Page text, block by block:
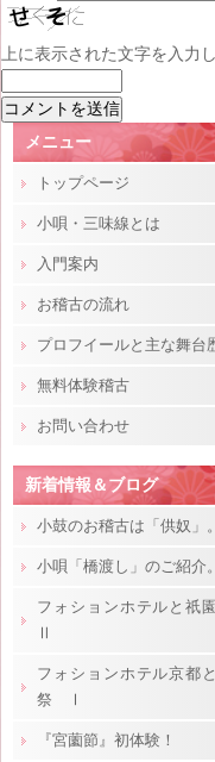
上に表示された文字を入力
メニュー
トップページ
小唄・三味線とは
入門案内
お稽古の流れ
プロフイールと主な舞台
無料体験稽古
お問い合わせ
新着情報＆ブログ
小鼓のお稽古は「供奴」。
小唄「橋渡し」のご紹介。
フォションホテルと祇
Ⅱ
フォションホテル京都
祭 Ⅰ
『宮薗節』初体験！